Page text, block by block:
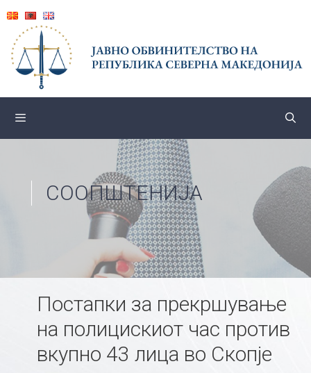
content
СООПШТЕНИЈА
Постапки за прекршување
на полицискиот час против
вкупно 43 лица во Скопје